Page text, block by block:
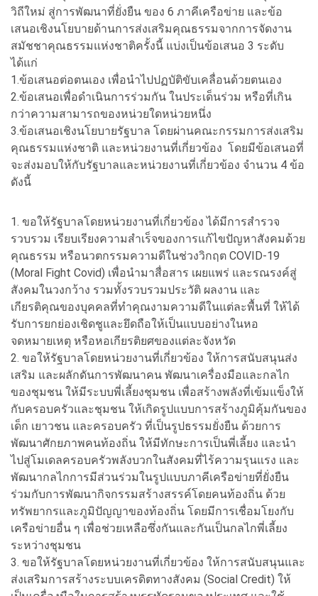
วิถีใหม่ สู่การพัฒนาที่ยั่งยืน ของ 6 ภาคีเครือข่าย และข้อ
เสนอเชิงนโยบายด้านการส่งเสริมคุณธรรมจากการจัดงาน
สมัชชาคุณธรรมแห่งชาติครั้งนี้ แบ่งเป็นข้อเสนอ 3 ระดับ
ได้แก่
1.ข้อเสนอต่อตนเอง เพื่อนำไปปฏบัติขับเคลื่อนด้วยตนเอง
2.ข้อเสนอเพื่อดำเนินการร่วมกัน ในประเด็นร่วม หรือที่เกิน
กว่าความสามารถของหน่วยใดหน่วยหนึ่ง
3.ข้อเสนอเชิงนโยบายรัฐบาล โดยผ่านคณะกรรมการส่งเสริม
คุณธรรมแห่งชาติ และหน่วยงานที่เกี่ยวข้อง โดยมีข้อเสนอที่
จะส่งมอบให้กับรัฐบาลและหน่วยงานที่เกี่ยวข้อง จำนวน 4 ข้อ
ดังนี้
1. ขอให้รัฐบาลโดยหน่วยงานที่เกี่ยวข้อง ได้มีการสำรวจ
รวบรวม เรียบเรียงความสำเร็จของการแก้ไขปัญหาสังคมด้วย
คุณธรรม หรือนวตกรรมความดีในช่วงวิกฤต COVID-19
(Moral Fight Covid) เพื่อนำมาสื่อสาร เผยแพร่ และรณรงค์สู่
สังคมในวงกว้าง รวมทั้งรวบรวมประวัติ ผลงาน และ
เกียรติคุณของบุคคลที่ทำคุณงามความดีในแต่ละพื้นที่ ให้ได้
รับการยกย่องเชิดชูและยึดถือให้เป็นแบบอย่างในหอ
จดหมายเหตุ หรือหอเกียรติยศของแต่ละจังหวัด
2. ขอให้รัฐบาลโดยหน่วยงานที่เกี่ยวข้อง ให้การสนับสนุนส่ง
เสริม และผลักดันการพัฒนาคน พัฒนาเครื่องมือและกลไก
ของชุมชน ให้มีระบบพี่เลี้ยงชุมชน เพื่อสร้างพลังที่เข้มแข็งให้
กับครอบครัวและชุมชน ให้เกิดรูปแบบการสร้างภูมิคุ้มกันของ
เด็ก เยาวชน และครอบครัว ที่เป็นรูปธรรมยั่งยืน ด้วยการ
พัฒนาศักยภาพคนท้องถิ่น ให้มีทักษะการเป็นพี่เลี้ยง และนำ
ไปสู่โมเดลครอบครัวพลังบวกในสังคมที่ไร้ความรุนแรง และ
พัฒนากลไกการมีส่วนร่วมในรูปแบบภาคีเครือข่ายที่ยั่งยืน
ร่วมกับการพัฒนากิจกรรมสร้างสรรค์โดยคนท้องถิ่น ด้วย
ทรัพยากรและภูมิปัญญาของท้องถิ่น โดยมีการเชื่อมโยงกับ
เครือข่ายอื่น ๆ เพื่อช่วยเหลือซึ่งกันและกันเป็นกลไกพี่เลี้ยง
ระหว่างชุมชน
3. ขอให้รัฐบาลโดยหน่วยงานที่เกี่ยวข้อง ให้การสนับสนุนและ
ส่งเสริมการสร้างระบบเครดิตทางสังคม (Social Credit) ให้